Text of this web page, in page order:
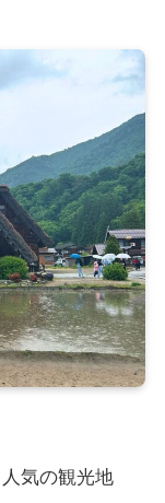
気の観光地